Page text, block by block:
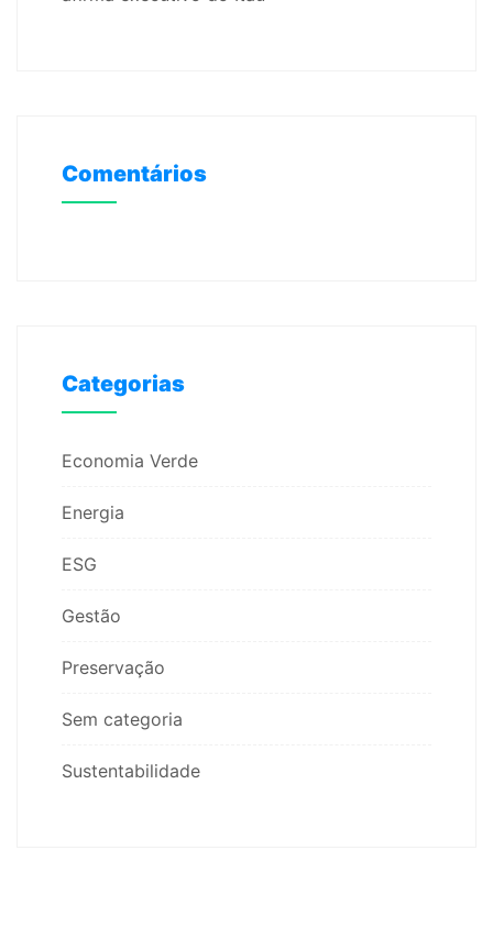
Comentários
Categorias
Economia Verde
Energia
ESG
Gestão
Preservação
Sem categoria
Sustentabilidade